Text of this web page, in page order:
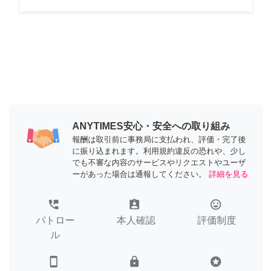
ANYTIMES安心・安全への取り組み
報酬は取引前に事務局に支払われ、評価・完了後
に振り込まれます。利用規約違反の恐れや、少し
でも不審な内容のサービスやリクエストやユーザ
ーがあった場合は通報してください。
詳細を見る
perm_phone_msg
パトロー
ル
assignment_ind
本人確認
tag_faces
評価制度
smartphone lock stars